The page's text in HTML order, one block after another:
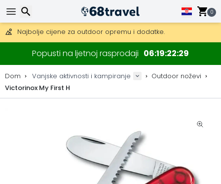
0
Mogućnost slanja DHL Expressom (dostava unutar 24 sata)
30 dana za povrat, 90 dana za drvene karte i dekoracije.
Najbolje cijene za outdoor opremu i dodatke.
Popusti na ljetnoj rasprodaji 06 19 22 29
Dom Vanjske aktivnosti i kampiranje
Outdoor noževi
Victorinox My First H
Traži